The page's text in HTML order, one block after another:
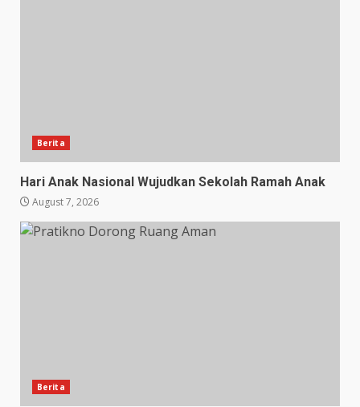
Berita
Hari Anak Nasional Wujudkan Sekolah Ramah Anak
August 7, 2026
Berita